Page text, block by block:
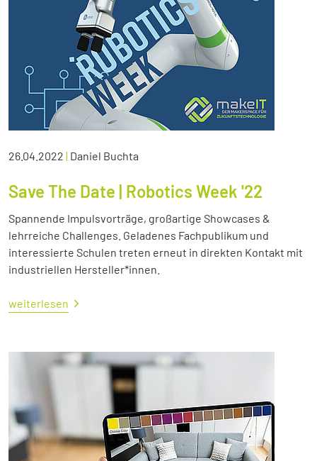
26.04.2022 | Daniel Buchta
Save The Date | Robotics Week '22
Spannende Impulsvorträge, großartige Showcases &
lehrreiche Challenges. Geladenes Fachpublikum und
interessierte Schulen treten erneut in direkten Kontakt mit
industriellen Hersteller*innen.
weiterlesen